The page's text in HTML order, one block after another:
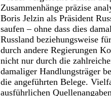
Zusammenhänge präzise
Boris Jelzin als Präsident
saufen – ohne dass dies
Russland beziehungsweise
durch andere Regierungen
nicht nur durch die
damaliger Handlungsträger
die angeführten Belege.
ausführlichen